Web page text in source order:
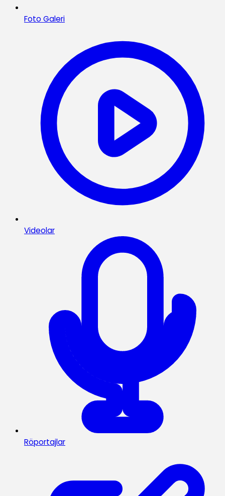
Foto Galeri
Videolar
Röportajlar